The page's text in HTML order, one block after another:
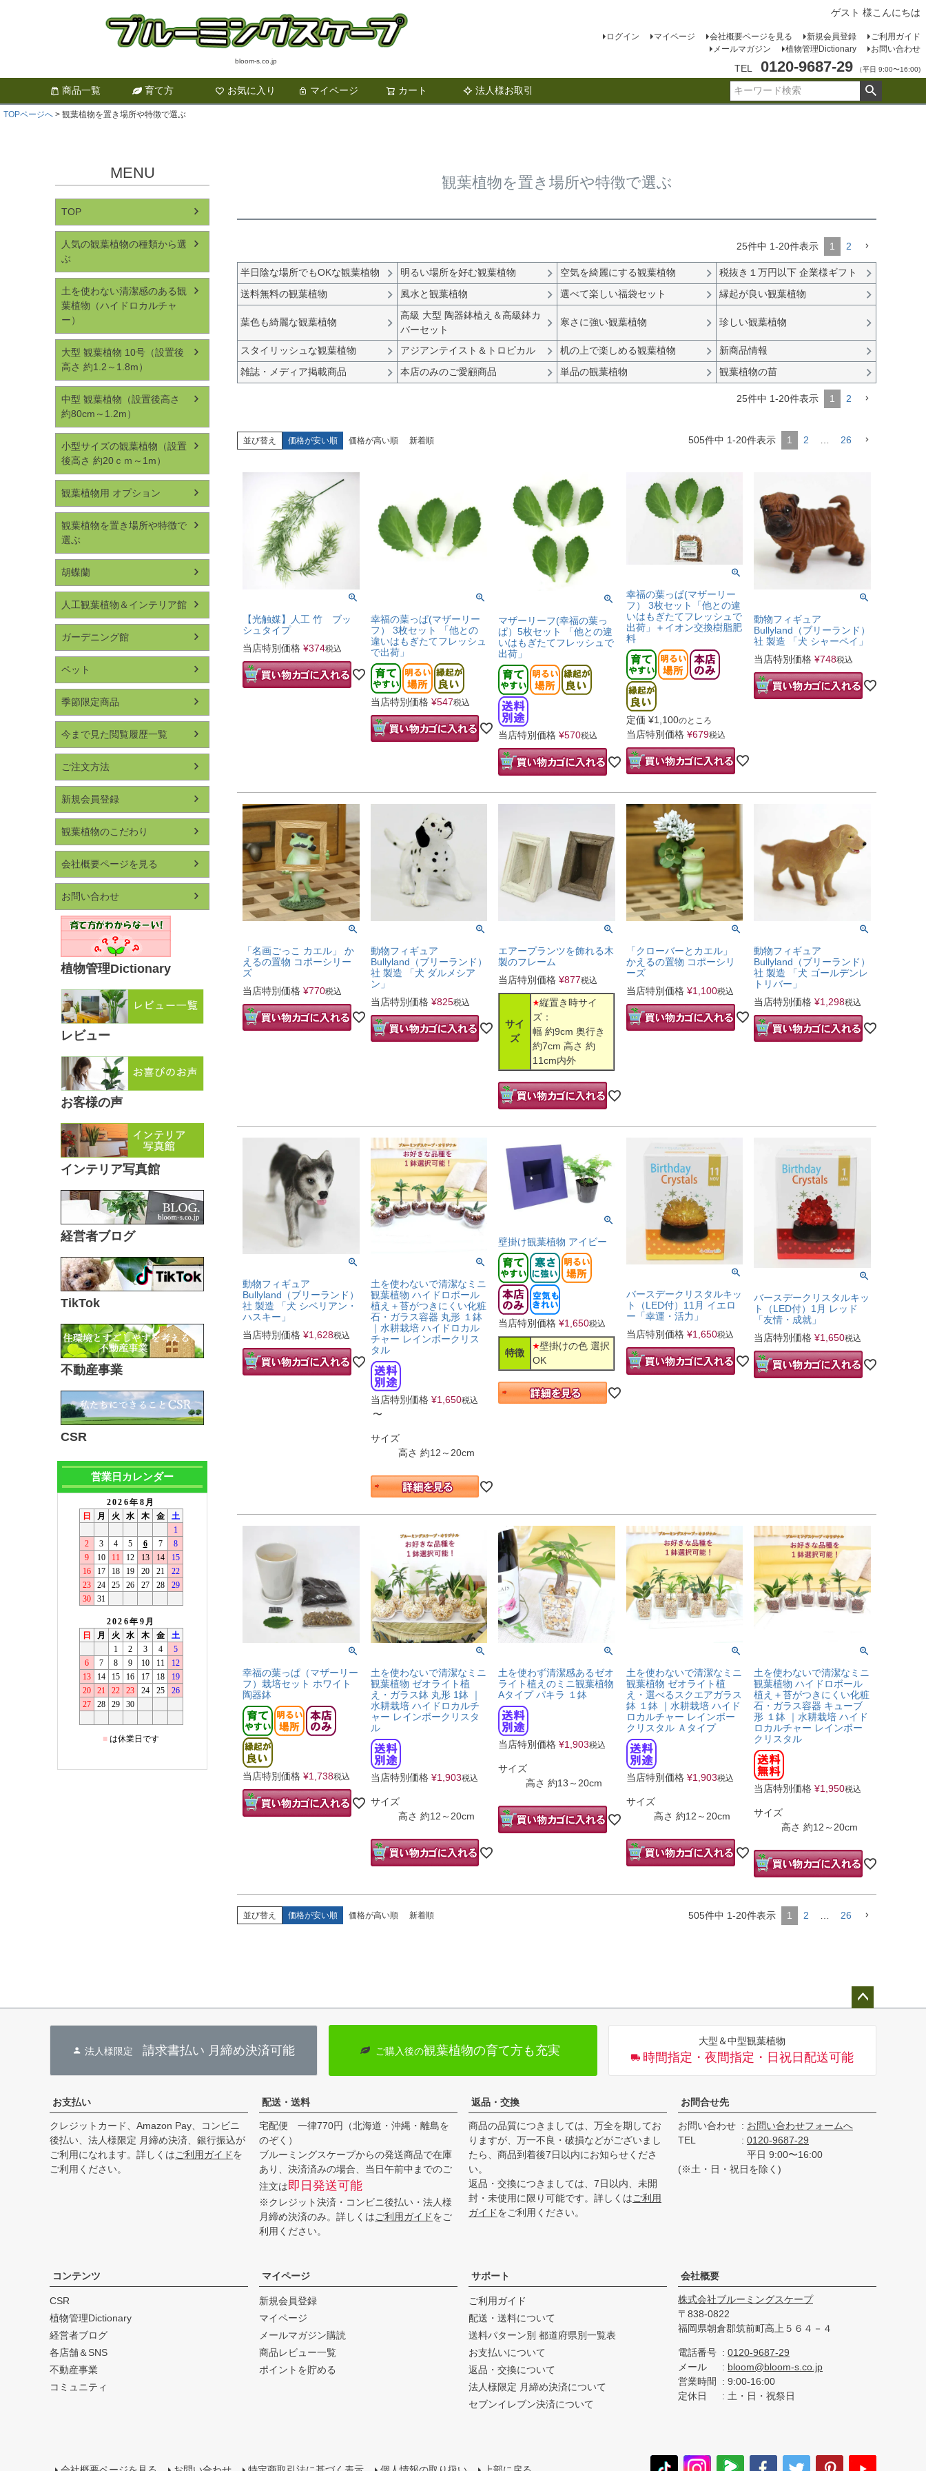
bloom-s.co.jp
ゲスト 様こんにちは
ログイン マイページ 会社概要ページを見る 新規会員登録
ご利用ガイド
メールマガジン
植物管理Dictionary お問い合わせ
TEL 0120-9687-29 （平日 9:00〜16:00)
商品一覧 育て方 お気に入り マイページ カート 法人様お取引
検索
TOPページへ 観葉植物を置き場所や特徴で選ぶ
MENU
TOP
人気の観葉植物の種類から選
ぶ
土を使わない清潔感のある観
葉植物（ハイドロカルチャ
ー）
大型 観葉植物 10号（設置後
高さ 約1.2～1.8m）
中型 観葉植物（設置後高さ
約80cm～1.2m）
小型サイズの観葉植物（設置
後高さ 約20ｃｍ～1m）
観葉植物用 オプション
観葉植物を置き場所や特徴で
選ぶ
胡蝶蘭
人工観葉植物＆インテリア館
ガーデニング館
ペット
季節限定商品
今まで見た閲覧履歴一覧
ご注文方法
新規会員登録
観葉植物のこだわり
会社概要ページを見る
お問い合わせ
植物管理Dictionary
レビュー
お客様の声
インテリア写真館
経営者ブログ
TikTok
不動産事業
CSR
営業日カレンダー
観葉植物を置き場所や特徴で選ぶ
25件中 1-20件表示 1 2
半日陰な場所でもOKな観葉植物 明るい場所を好む観葉植物 空気を綺麗にする観葉植物
税抜き１万円以下 企業様ギフト
送料無料の観葉植物
風水と観葉植物 選べて楽しい福袋セット 縁起が良い観葉植物
葉色も綺麗な観葉植物
高級 大型 陶器鉢植え＆高級鉢カ
バーセット
寒さに強い観葉植物 珍しい観葉植物
スタイリッシュな観葉植物 アジアンテイスト＆トロピカル 机の上で楽しめる観葉植物
新商品情報
雑誌・メディア掲載商品
本店のみのご愛顧商品 単品の観葉植物 観葉植物の苗
25件中 1-20件表示 1 2
並び替え 価格が安い順 価格が高い順 新着順 505件中 1-20件表示 1 2 … 26
【光触媒】人工 竹 ブッ
シュタイプ
当店特別価格 ¥374税込
幸福の葉っぱ(マザーリー
フ） 3枚セット 「他との
違いはもぎたてフレッシュ
で出荷」
当店特別価格 ¥547税込
マザーリーフ(幸福の葉っ
ぱ）5枚セット 「他との違
いはもぎたてフレッシュで
出荷」
当店特別価格 ¥570税込
幸福の葉っぱ(マザーリー
フ） 3枚セット「他との違
いはもぎたてフレッシュで
出荷」＋イオン交換樹脂肥
料
定価 ¥1,100のところ
当店特別価格 ¥679税込
動物フィギュア
Bullyland（ブリーランド）
社 製造 「犬 シャーペイ」
当店特別価格 ¥748税込
「名画ごっこ カエル」 か
えるの置物 コポーシリー
ズ
当店特別価格 ¥770税込
動物フィギュア
Bullyland（ブリーランド）
社 製造 「犬 ダルメシア
ン」
当店特別価格 ¥825税込
エアープランツを飾れる木
製のフレーム
当店特別価格 ¥877税込
サイ
ズ
縦置き時サイ
ズ：
幅 約9cm 奥行き
約7cm 高さ 約
11cm内外
「クローバーとカエル」
かえるの置物 コポーシリ
ーズ
当店特別価格 ¥1,100税込
動物フィギュア
Bullyland（ブリーランド）
社 製造 「犬 ゴールデンレ
トリバー」
当店特別価格 ¥1,298税込
動物フィギュア
Bullyland（ブリーランド）
社 製造 「犬 シベリアン・
ハスキー」
当店特別価格 ¥1,628税込
土を使わないで清潔なミニ
観葉植物 ハイドロボール
植え＋苔がつきにくい化粧
石・ガラス容器 丸形 １鉢
｜水耕栽培 ハイドロカル
チャー レインボークリス
タル
当店特別価格 ¥1,650税込
〜
サイズ
高さ 約12～20cm
壁掛け観葉植物 アイビー
当店特別価格 ¥1,650税込
特徴
壁掛けの色 選択
OK
バースデークリスタルキッ
ト（LED付）11月 イエロ
ー「幸運・活力」
当店特別価格 ¥1,650税込
バースデークリスタルキッ
ト（LED付）1月 レッド
「友情・成就」
当店特別価格 ¥1,650税込
幸福の葉っぱ（マザーリー
フ）栽培セット ホワイト
陶器鉢
当店特別価格 ¥1,738税込
土を使わないで清潔なミニ
観葉植物 ゼオライト植
え・ガラス鉢 丸形 1鉢 ｜
水耕栽培 ハイドロカルチ
ャー レインボークリスタ
ル
当店特別価格 ¥1,903税込
サイズ
高さ 約12～20cm
土を使わず清潔感あるゼオ
ライト植えのミニ観葉植物
Aタイプ パキラ １鉢
当店特別価格 ¥1,903税込
サイズ
高さ 約13～20cm
土を使わないで清潔なミニ
観葉植物 ゼオライト植
え・選べるスクエアガラス
鉢 １鉢 ｜水耕栽培 ハイド
ロカルチャー レインボー
クリスタル Ａタイプ
当店特別価格 ¥1,903税込
サイズ
高さ 約12～20cm
土を使わないで清潔なミニ
観葉植物 ハイドロボール
植え＋苔がつきにくい化粧
石・ガラス容器 キューブ
形 １鉢 ｜水耕栽培 ハイド
ロカルチャー レインボー
クリスタル
当店特別価格 ¥1,950税込
サイズ
高さ 約12～20cm
並び替え 価格が安い順 価格が高い順 新着順 505件中 1-20件表示 1 2 26
へ
法人様限定請求書払い 月締め決済可能 ご購入後の観葉植物の育て方も充実
大型＆中型観葉植物
時間指定・夜間指定・日祝日配送可能
お支払い
クレジットカード、Amazon Pay、コンビニ
後払い、法人様限定 月締め決済、銀行振込が
ご利用になれます。詳しくはご利用ガイドを
ご利用ください。
配送・送料
宅配便 一律770円（北海道・沖縄・離島を
のぞく）
ブルーミングスケープからの発送商品で在庫
あり、決済済みの場合、当日午前中までのご
注文は即日発送可能
※クレジット決済・コンビニ後払い・法人様
月締め決済のみ。詳しくはご利用ガイドをご
利用ください。
返品・交換
商品の品質につきましては、万全を期してお
りますが、万一不良・破損などがございまし
たら、商品到着後7日以内にお知らせくださ
い。
返品・交換につきましては、7日以内、未開
封・未使用に限り可能です。詳しくはご利用
ガイドをご利用ください。
お問合せ先
お問い合わせ
お問い合わせフォームへ
TEL
0120-9687-29
平日 9:00〜16:00
(※土・日・祝日を除く)
コンテンツ
CSR
植物管理Dictionary
経営者ブログ
各店舗＆SNS
不動産事業
コミュニティ
マイページ
新規会員登録
マイページ
メールマガジン購読
商品レビュー一覧
ポイントを貯める
サポート
ご利用ガイド
配送・送料について
送料パターン別 都道府県別一覧表
お支払いについて
返品・交換について
法人様限定 月締め決済について
セブンイレブン決済について
会社概要
株式会社ブルーミングスケープ
838-0822
福岡県朝倉郡筑前町高上５６４－４
電話番号
0120-9687-29
メール
bloom@bloom-s.co.jp
営業時間
9:00-16:00
定休日
土・日・祝祭日